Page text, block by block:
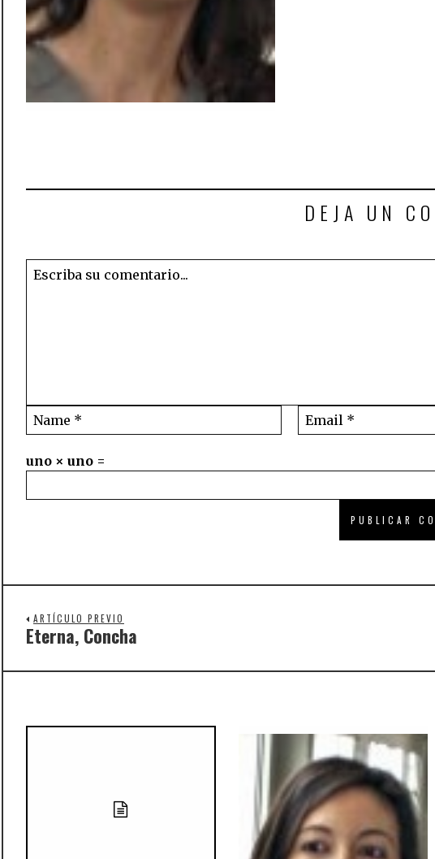
DEJA UN
uno × uno =
ARTÍCULO PREVIO
Previous
Eterna, Concha